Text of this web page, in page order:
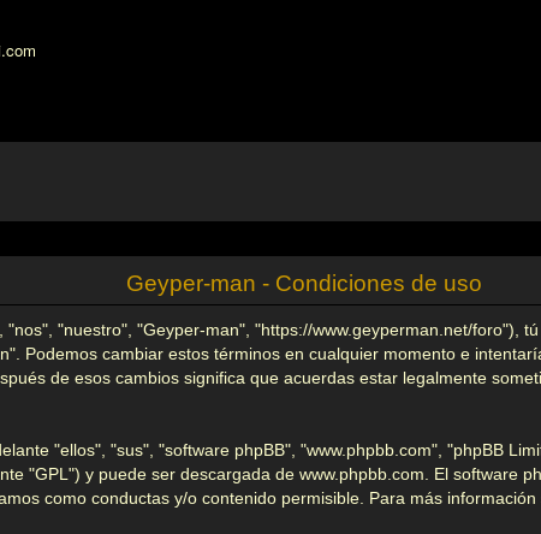
Geyper-man - Condiciones de uso
"nuestro", "Geyper-man", "https://www.geyperman.net/foro"),
Podemos cambiar estos términos en cualquier momento e
de esos cambios significa que acuerdas estar legalmente
"ellos", "sus", "software phpBB", "www.phpbb.com", "phpBB
"GPL") y puede ser descargada de www.phpbb.com . El software
como conductas y/o contenido permisible. Para más